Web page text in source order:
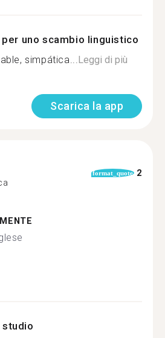
uno scambio linguistico
simpática...Leggi di più
Scarica la app
format_quote 2